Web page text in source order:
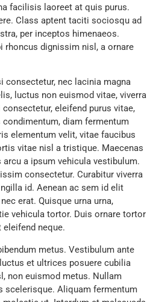
facilisis laoreet at quis purus.
Class aptent taciti sociosqu ad
per inceptos himenaeos.
rhoncus dignissim nisl, a ornare
consectetur, nec lacinia magna
luctus non euismod vitae, viverra
eleifend purus vitae,
diam fermentum
elementum velit, vitae faucibus
vitae nisl a tristique. Maecenas
a ipsum vehicula vestibulum.
consectetur. Curabitur viverra
id. Aenean ac sem id elit
erat. Quisque urna urna,
vehicula tortor. Duis ornare tortor
neque.
metus. Vestibulum ante
et ultrices posuere cubilia
non euismod metus. Nullam
scelerisque. Aliquam fermentum